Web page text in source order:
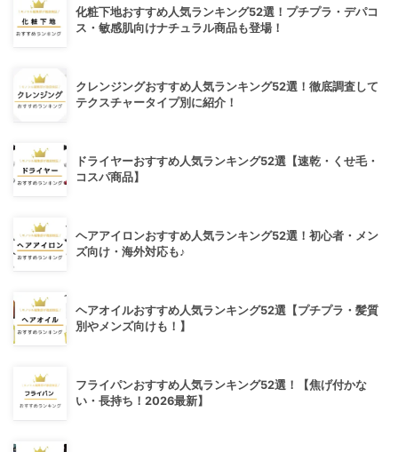
化粧下地おすすめ人気ランキング52選！プチプラ・デパコ
ス・敏感肌向けナチュラル商品も登場！
クレンジングおすすめ人気ランキング52選！徹底調査して
テクスチャータイプ別に紹介！
ドライヤーおすすめ人気ランキング52選【速乾・くせ毛・
コスパ商品】
ヘアアイロンおすすめ人気ランキング52選！初心者・メン
ズ向け・海外対応も♪
ヘアオイルおすすめ人気ランキング52選【プチプラ・髪質
別やメンズ向けも！】
フライパンおすすめ人気ランキング52選！【焦げ付かな
い・長持ち！2026最新】